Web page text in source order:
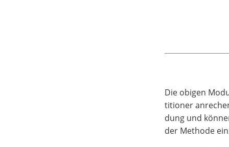
Die obi­gen
ti­tio­ner
dung und
der Metho­de